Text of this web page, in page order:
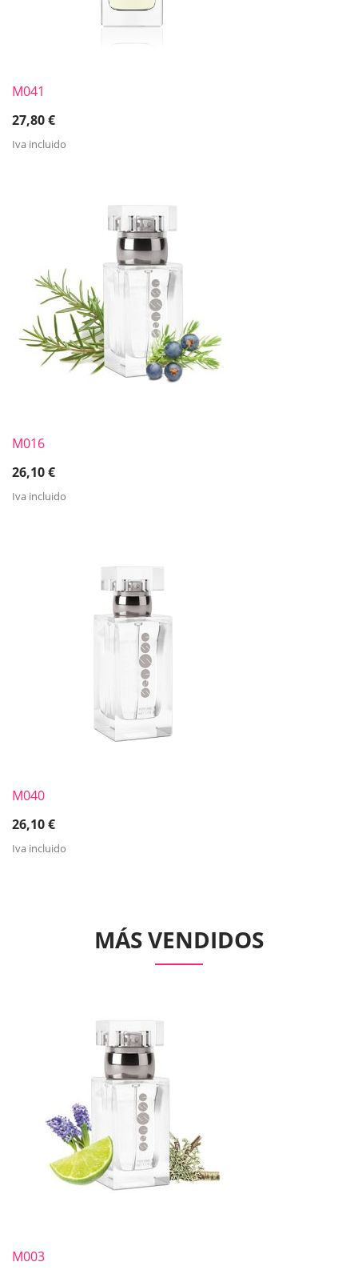
M041
27,80€
Iva incluido
M016
26,10€
Iva incluido
M040
26,10€
Iva incluido
MÁS VENDIDOS
M003